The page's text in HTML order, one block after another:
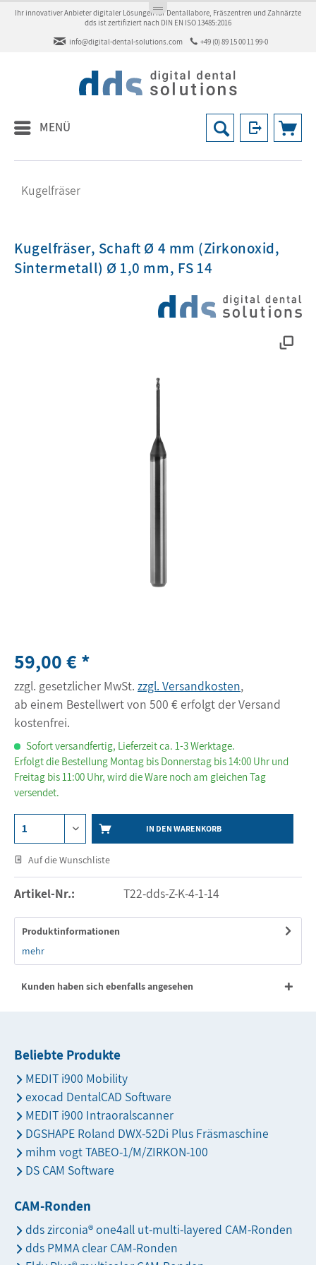
Ihr innovativer Anbieter digitaler Lösungen für Dentallabore, Fräszentren und Zahnärzte
dds ist zertifiziert nach DIN EN ISO 13485:2016
info@digital-dental-solutions.com
+49 (0) 89 15 00 11 99-0
MENÜ
Kugelfräser
Kugelfräser, Schaft Ø 4 mm (Zirkonoxid,
Sintermetall) Ø 1,0 mm, FS 14
59,00 € *
zzgl. gesetzlicher MwSt. zzgl. Versandkosten,
ab einem Bestellwert von 500 € erfolgt der Versand
kostenfrei.
Sofort versandfertig, Lieferzeit ca. 1-3 Werktage.
Erfolgt die Bestellung Montag bis Donnerstag bis 14:00 Uhr und
Freitag bis 11:00 Uhr, wird die Ware noch am gleichen Tag
versendet.
IN DEN WARENKORB
Auf die Wunschliste
Artikel-Nr.: T22-dds-Z-K-4-1-14
Produktinformationen
mehr
Kunden haben sich ebenfalls angesehen
Beliebte Produkte
MEDIT i900 Mobility
exocad DentalCAD Software
MEDIT i900 Intraoralscanner
DGSHAPE Roland DWX-52Di Plus Fräsmaschine
mihm vogt TABEO-1/M/ZIRKON-100
DS CAM Software
CAM-Ronden
dds zirconia® one4all ut-multi-layered CAM-Ronden
dds PMMA clear CAM-Ronden